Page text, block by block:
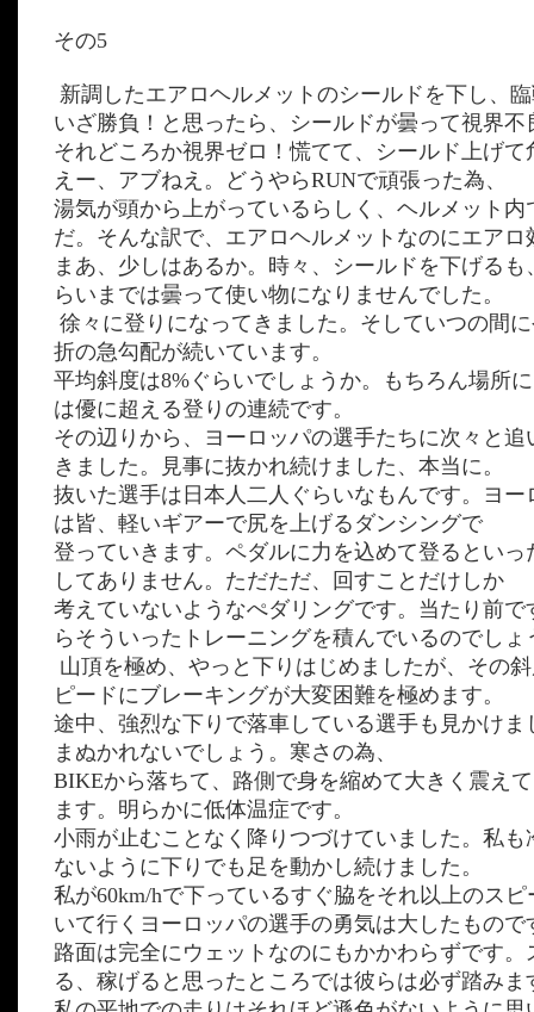
その5
新調したエアロヘルメットのシールドを下し、
いざ勝負！と思ったら、シールドが曇って視界不
それどころか視界ゼロ！慌てて、シールド上げて
えー、アブねえ。どうやらRUNで頑張った為、
湯気が頭から上がっているらしく、ヘルメット内
だ。そんな訳で、エアロヘルメットなのにエアロ
まあ、少しはあるか。時々、シールドを下げるも
らいまでは曇って使い物になりませんでした。
徐々に登りになってきました。そしていつの間
折の急勾配が続いています。
平均斜度は8%ぐらいでしょうか。もちろん場所
は優に超える登りの連続です。
その辺りから、ヨーロッパの選手たちに次々と追
きました。見事に抜かれ続けました、本当に。
抜いた選手は日本人二人ぐらいなもんです。ヨー
は皆、軽いギアーで尻を上げるダンシングで
登っていきます。ペダルに力を込めて登るといっ
してありません。ただただ、回すことだけしか
考えていないようなぺダリングです。当たり前で
らそういったトレーニングを積んでいるのでしょ
山頂を極め、やっと下りはじめましたが、その
ピードにブレーキングが大変困難を極めます。
途中、強烈な下りで落車している選手も見かけま
まぬかれないでしょう。寒さの為、
BIKEから落ちて、路側で身を縮めて大きく震え
ます。明らかに低体温症です。
小雨が止むことなく降りつづけていました。私も
ないように下りでも足を動かし続けました。
私が60km/hで下っているすぐ脇をそれ以上のス
いて行くヨーロッパの選手の勇気は大したもので
路面は完全にウェットなのにもかかわらずです。
る、稼げると思ったところでは彼らは必ず踏みま